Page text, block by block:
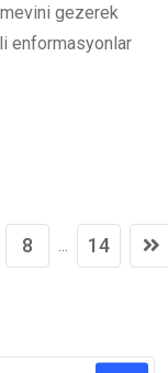
gezerek
enformasyonlar
8 14